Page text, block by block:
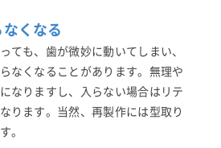
くなる
ても、歯が微妙に動いてしまい、
なくなることがあります。無理や
なりますし、入らない場合はリテ
ります。当然、再製作には型取り
。